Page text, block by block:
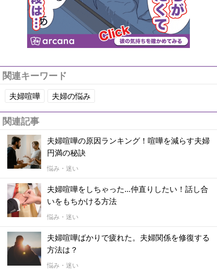
関連キーワード
夫婦喧嘩 夫婦の悩み
関連記事
夫婦喧嘩の原因ランキング！喧嘩を減らす夫婦
円満の秘訣
悩み・迷い
夫婦喧嘩をしちゃった…仲直りしたい！話し合
いをもちかける方法
悩み・迷い
夫婦喧嘩ばかりで疲れた。夫婦関係を修復する
方法は？
悩み・迷い